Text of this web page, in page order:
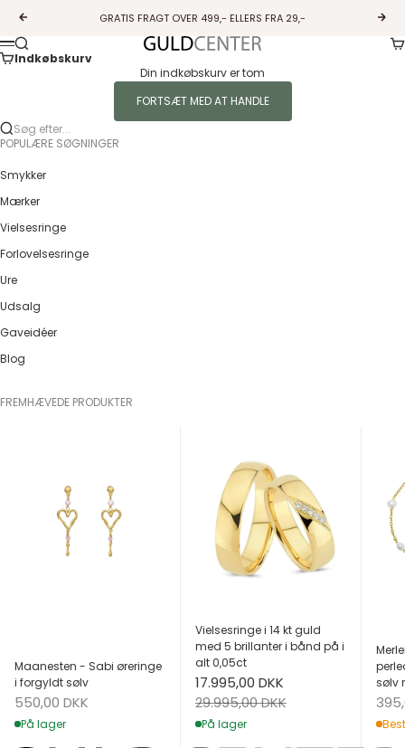
Forrige
GRATIS FRAGT OVER 499,- ELLERS FRA 29,-
Guldcenter
Menu
Søg
Indkøbskurv
Din indkøbskurv er tom
FORTSÆT MED AT HANDLE
Søg efter...
POPULÆRE SØGNINGER
Smykker
Mærker
Vielsesringe
Forlovelsesringe
Ure
Udsalg
Gaveidéer
Blog
FREMHÆVEDE PRODUKTER
Maanesten - Sabi øreringe
i forgyldt sølv
Salgspris
550,00 DKK
På lager
Vielsesringe i 14 kt guld
med 5 brillanter i bånd på i
alt 0,05ct
Salgspris
17.995,00 DKK
Normalpris
29.995,00 DKK
På lager
sølv